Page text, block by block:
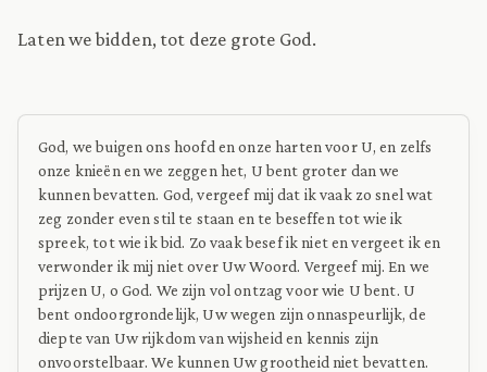
Laten we bidden, tot deze grote God.
God, we buigen ons hoofd en onze harten voor U, en zelfs
onze knieën en we zeggen het, U bent groter dan we
kunnen bevatten. God, vergeef mij dat ik vaak zo snel wat
zeg zonder even stil te staan en te beseffen tot wie ik
spreek, tot wie ik bid. Zo vaak besef ik niet en vergeet ik en
verwonder ik mij niet over Uw Woord. Vergeef mij. En we
prijzen U, o God. We zijn vol ontzag voor wie U bent. U
bent ondoorgrondelijk, Uw wegen zijn onnaspeurlijk, de
diepte van Uw rijkdom van wijsheid en kennis zijn
onvoorstelbaar. We kunnen Uw grootheid niet bevatten.